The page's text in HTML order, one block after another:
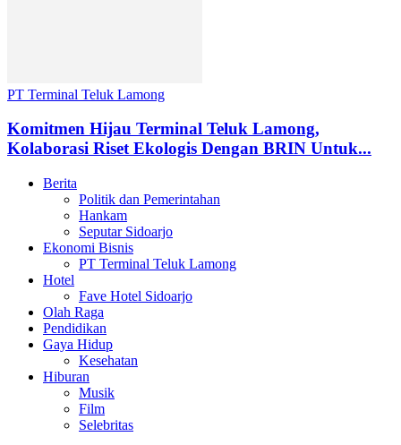
PT Terminal Teluk Lamong
Komitmen Hijau Terminal Teluk Lamong,
Kolaborasi Riset Ekologis Dengan BRIN Untuk...
Berita
Politik dan Pemerintahan
Hankam
Seputar Sidoarjo
Ekonomi Bisnis
PT Terminal Teluk Lamong
Hotel
Fave Hotel Sidoarjo
Olah Raga
Pendidikan
Gaya Hidup
Kesehatan
Hiburan
Musik
Film
Selebritas